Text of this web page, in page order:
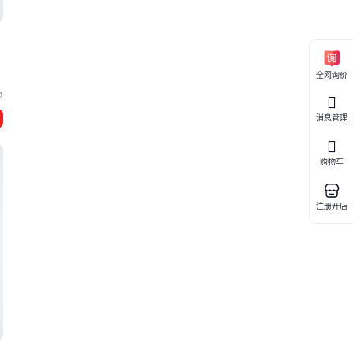
全网询价
消息管理
购物车
注册开店